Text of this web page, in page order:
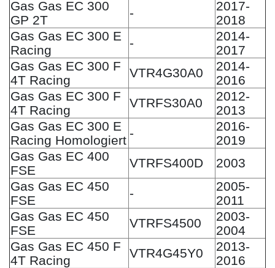
Gas Gas EC 300
GP 2T
-
2017-
2018
Gas Gas EC 300 E
Racing
-
2014-
2017
Gas Gas EC 300 F
4T Racing
VTR4G30A0
2014-
2016
Gas Gas EC 300 F
4T Racing
VTRFS30A0
2012-
2013
Gas Gas EC 300 E
Racing Homologiert
-
2016-
2019
Gas Gas EC 400
FSE
VTRFS400D
2003
Gas Gas EC 450
FSE
-
2005-
2011
Gas Gas EC 450
FSE
VTRFS4500
2003-
2004
Gas Gas EC 450 F
4T Racing
VTR4G45Y0
2013-
2016